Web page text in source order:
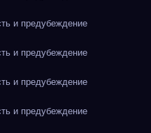
и предубеждение
и предубеждение
и предубеждение
и предубеждение